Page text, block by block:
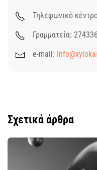
Τηλεφωνικό
Γραμματεία:
e-mail:
Σχετικά άρθρα